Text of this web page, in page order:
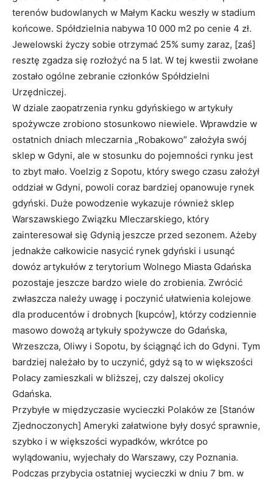
terenów budowlanych w Małym Kacku weszły w stadium
końcowe. Spółdzielnia nabywa 10 000 m2 po cenie 4 zł.
Jewelowski życzy sobie otrzymać 25% sumy zaraz, [zaś]
resztę zgadza się rozłożyć na 5 lat. W tej kwestii zwołane
zostało ogólne zebranie członków Spółdzielni
Urzędniczej.
W dziale zaopatrzenia rynku gdyńskiego w artykuły
spożywcze zrobiono stosunkowo niewiele. Wprawdzie w
ostatnich dniach mleczarnia „Robakowo” założyła swój
sklep w Gdyni, ale w stosunku do pojemności rynku jest
to zbyt mało. Voelzig z Sopotu, który swego czasu założył
oddział w Gdyni, powoli coraz bardziej opanowuje rynek
gdyński. Duże powodzenie wykazuje również sklep
Warszawskiego Związku Mleczarskiego, który
zainteresował się Gdynią jeszcze przed sezonem. Ażeby
jednakże całkowicie nasycić rynek gdyński i usunąć
dowóz artykułów z terytorium Wolnego Miasta Gdańska
pozostaje jeszcze bardzo wiele do zrobienia. Zwrócić
zwłaszcza należy uwagę i poczynić ułatwienia kolejowe
dla producentów i drobnych [kupców], którzy codziennie
masowo dowożą artykuły spożywcze do Gdańska,
Wrzeszcza, Oliwy i Sopotu, by ściągnąć ich do Gdyni. Tym
bardziej należało by to uczynić, gdyż są to w większości
Polacy zamieszkali w bliższej, czy dalszej okolicy
Gdańska.
Przybyłe w międzyczasie wycieczki Polaków ze [Stanów
Zjednoczonych] Ameryki załatwione były dosyć sprawnie,
szybko i w większości wypadków, wkrótce po
wylądowaniu, wyjechały do Warszawy, czy Poznania.
Podczas przybycia ostatniej wycieczki w dniu 7 bm. w